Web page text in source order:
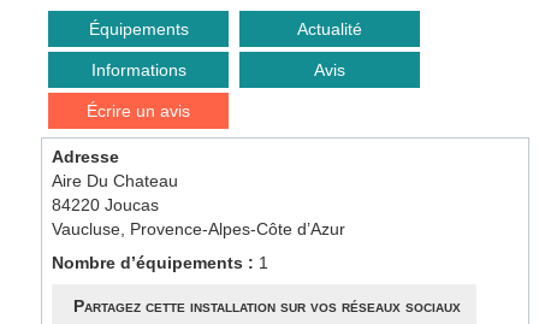
Équipements Actualité
Informations Avis
Écrire un avis
Adresse
Aire Du Chateau
84220 Joucas
Vaucluse, Provence-Alpes-Côte d’Azur
Nombre d’équipements : 1
Partagez cette installation sur vos réseaux sociaux